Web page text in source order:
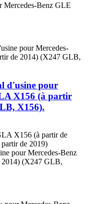
Mercedes-Benz GLE
d'usine pour
X156 (à partir
X156).
X156 (à partir de
de 2019)
pour Mercedes-Benz
(X247 GLB,